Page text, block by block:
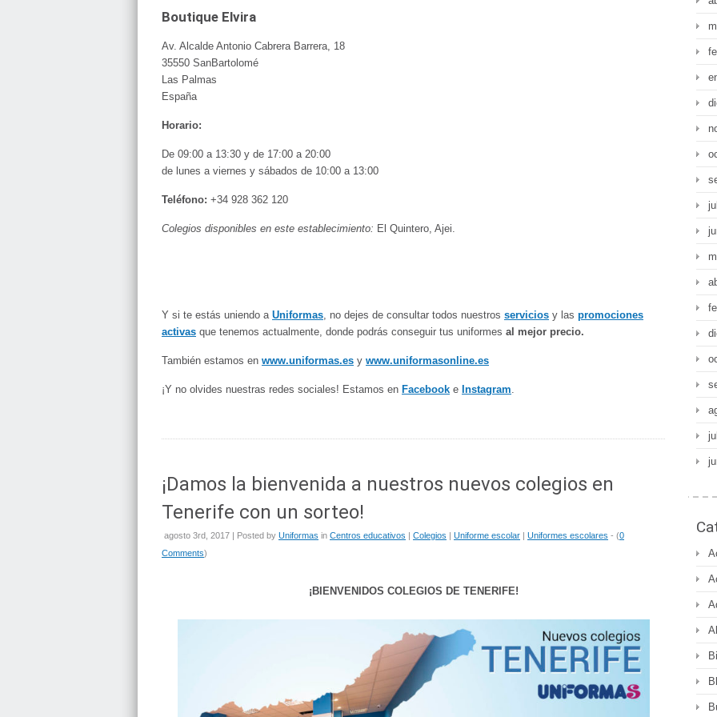
Boutique Elvira
Av. Alcalde Antonio Cabrera Barrera, 18
35550 SanBartolomé
Las Palmas
España
Horario:
De 09:00 a 13:30 y de 17:00 a 20:00
de lunes a viernes y sábados de 10:00 a 13:00
Teléfono: +34 928 362 120
Colegios disponibles en este establecimiento: El Quintero, Ajei.
Y si te estás uniendo a Uniformas, no dejes de consultar todos nuestros servicios y las promociones
activas que tenemos actualmente, donde podrás conseguir tus uniformes al mejor precio.
También estamos en www.uniformas.es y www.uniformasonline.es
¡Y no olvides nuestras redes sociales! Estamos en Facebook e Instagram.
¡Damos la bienvenida a nuestros nuevos colegios en
Tenerife con un sorteo!
agosto 3rd, 2017 | Posted by Uniformas in Centros educativos Colegios Uniforme escolar Uniformes escolares - (0
Comments)
¡BIENVENIDOS COLEGIOS DE TENERIFE!